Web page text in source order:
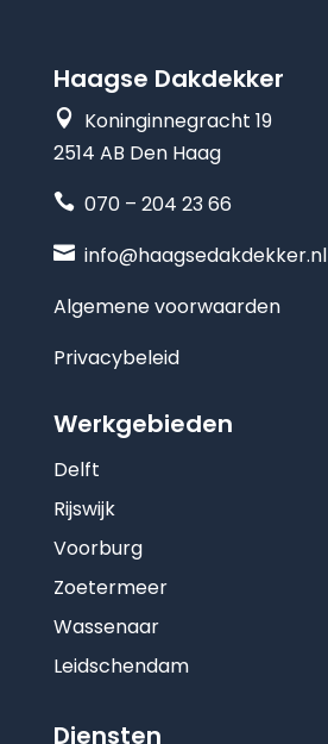
Haagse Dakdekker

Koninginnegracht 19
2514 AB Den Haag
 070 – 204 23 66
 info@haagsedakdekker.nl
Algemene voorwaarden
Privacybeleid
Werkgebieden
Delft
Rijswijk
Voorburg
Zoetermeer
Wassenaar
Leidschendam
Diensten